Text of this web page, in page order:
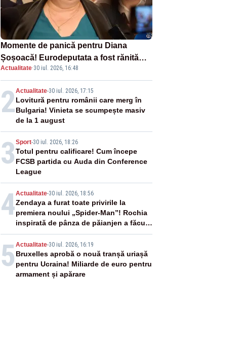
Momente de panică pentru Diana
Șoșoacă! Eurodeputata a fost rănită
într-un accident rutier
Actualitate·30 iul. 2026, 16:48
2Actualitate-30 iul. 2026, 17:15
Lovitură pentru românii care merg în
Bulgaria! Vinieta se scumpește masiv
de la 1 august
3 Sport-30 iul. 2026, 18:26
Totul pentru calificare! Cum începe
FCSB partida cu Auda din Conference
League
4Actualitate-30 iul. 2026, 18:56
Zendaya a furat toate privirile la
premiera noului „Spider-Man”! Rochia
inspirată de pânza de păianjen a făcut
senzație
5 Actualitate-30 iul. 2026, 16:19
Bruxelles aprobă o nouă tranșă uriașă
pentru Ucraina! Miliarde de euro pentru
armament și apărare